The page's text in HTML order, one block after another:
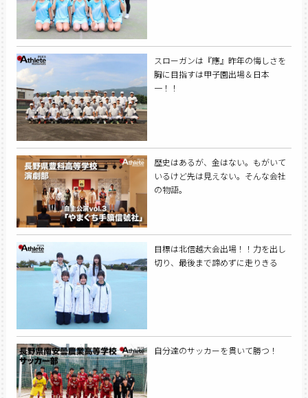
スローガンは『應』昨年の悔しさを
胸に目指すは甲子園出場＆日本
一！！
歴史はあるが、金はない。もがいて
いるけど先は見えない。そんな会社
の物語。
目標は北信越大会出場！！力を出し
切り、最後まで諦めずに走りきる
自分達のサッカーを貫いて勝つ！